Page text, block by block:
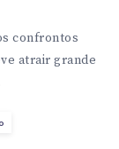
confrontos
atrair grande